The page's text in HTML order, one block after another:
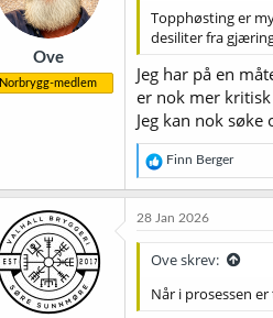
e
r
Ove
Norbrygg-medlem
Topphøsting er
desiliter fra
Jeg har på en
er nok mer
Jeg kan nok
R
e
a
j
o
e
Finn Berger
28 Jan 2026
Ove skrev:
Når i prosessen